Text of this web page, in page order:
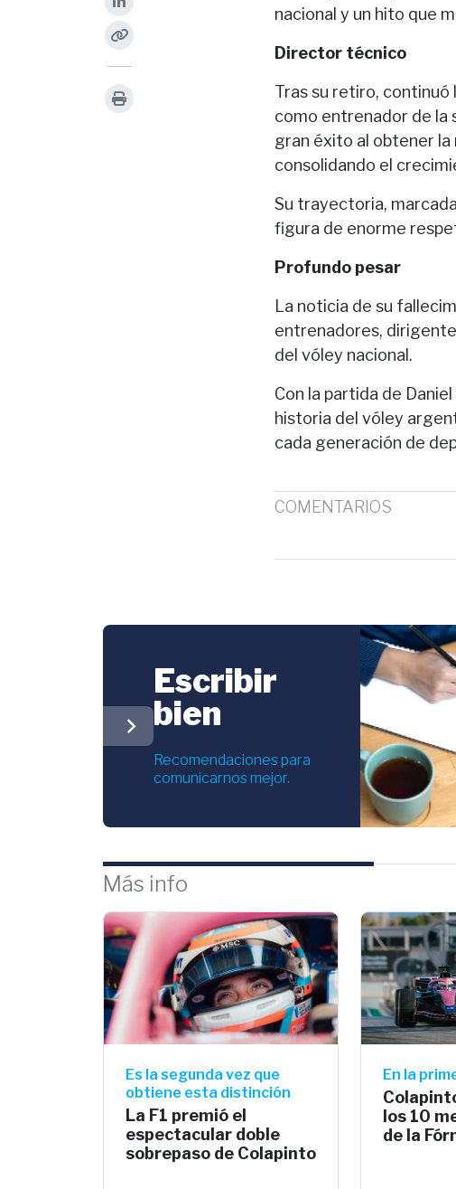
nacional y un hito que
Director técnico
Tras su retiro,
como entrenador de la
gran éxito al obtener la
consolidando el
Su trayectoria,
figura de enorme
Profundo pesar
La noticia de su
entrenadores,
del vóley nacional.
Con la partida de
historia del vóley
cada generación de
COMENTARIOS
chevron_right
Escribir
bien
Recomendaciones para
comunicarnos mejor.
Más info
Es la segunda vez que
obtiene esta distinción
La F1 premió el
espectacular doble
sobrepaso de Colapinto
En la
los 10
de la